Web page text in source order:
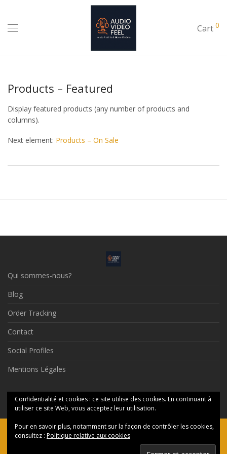
Cart 0
Products – Featured
Display featured products (any number of products and
columns).
Next element: Products – On Sale
Qui sommes-nous?
Blog
Order Tracking
Contact
Social Profiles
Mentions Légales
© 2026 Audio Video Feel
Ceci est une boutique de présentation — aucune commande ne
sera honorée en ligne, merci de nous contacter par messagerie.
Confidentialité et cookies : ce site utilise des cookies. En continuant à
utiliser ce site Web, vous acceptez leur utilisation.
Pour en savoir plus, notamment sur la façon de contrôler les cookies,
consultez : Politique relative aux cookies